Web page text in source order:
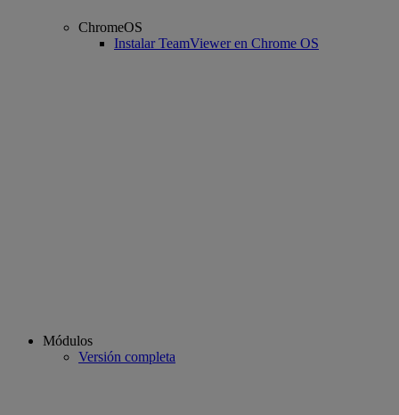
ChromeOS
Instalar TeamViewer en Chrome OS
Módulos
Versión completa